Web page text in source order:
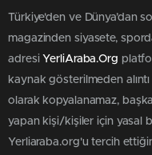
Türkiye'den ve Dünya’dan
magazinden siyasete,
adresi YerliAraba.Org
kaynak gösterilmeden
olarak kopyalanamaz,
yapan kişi/kişiler için yasal
Yerliaraba.org'u tercih